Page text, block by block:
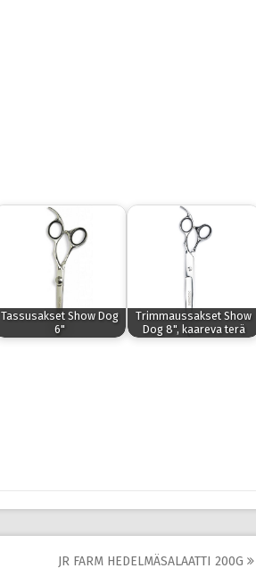
Tassusakset Show Dog
6"
Trimmaussakset Show
Dog 8", kaareva terä
JR FARM HEDELMÄSALAATTI 200G